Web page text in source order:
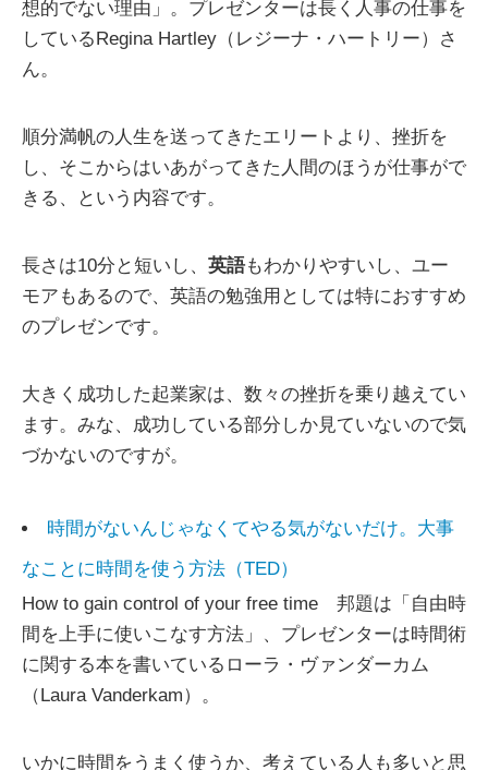
想的でない理由」。プレゼンターは長く人事の仕事を
しているRegina Hartley（レジーナ・ハートリー）さ
ん。
順分満帆の人生を送ってきたエリートより、挫折を
し、そこからはいあがってきた人間のほうが仕事がで
きる、という内容です。
長さは10分と短いし、 英語もわかりやすいし、ユー
モアもあるので、英語の勉強用としては特におすすめ
のプレゼンです。
大きく成功した起業家は、数々の挫折を乗り越えてい
ます。みな、成功している部分しか見ていないので気
づかないのですが。
時間がないんじゃなくてやる気がないだけ。大事
なことに時間を使う方法（TED）
How to gain control of your free time 邦題は「自由時
間を上手に使いこなす方法」、プレゼンターは時間術
に関する本を書いているローラ・ヴァンダーカム
（Laura Vanderkam）。
いかに時間をうまく使うか、考えている人も多いと思